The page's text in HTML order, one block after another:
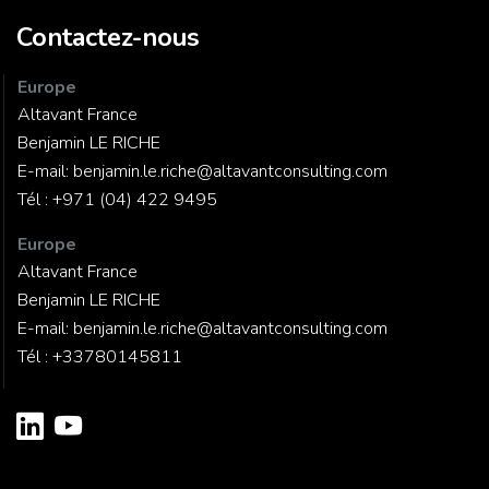
Contactez-nous
Europe
Altavant France
Benjamin LE RICHE
E-mail: benjamin.le.riche@altavantconsulting.com
Tél : +971 (04) 422 9495
Europe
Altavant France
Benjamin LE RICHE
E-mail: benjamin.le.riche@altavantconsulting.com
Tél : +33780145811